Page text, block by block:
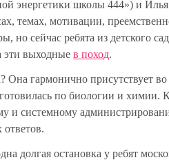
энергетики школы 444») и
темах, мотивации,
но сейчас ребята из детского
эти выходныев поход.
Она гармонично присутствует
по биологии и химии.
и системному
ответов.
долгая остановка у ребят